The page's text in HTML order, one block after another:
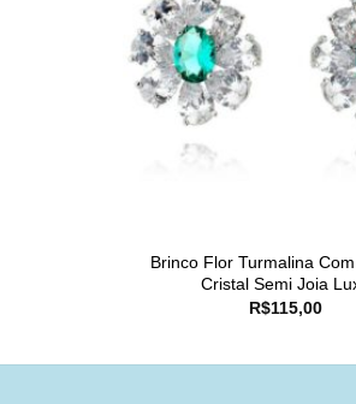
Brinco Flor Turmalina
Cristal Semi Joia
R$115,00